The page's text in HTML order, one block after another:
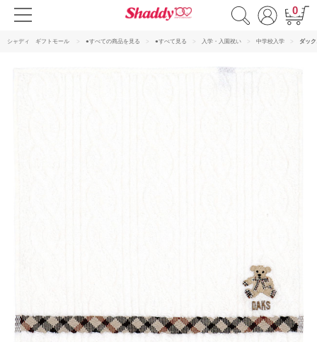
0
シャディ ギフトモール ●すべての商品を見る ●すべて見る 入学・入園祝い 中学校入学 ダッ